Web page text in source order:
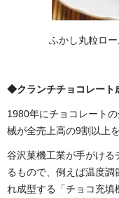
ふかし丸粒ロール「
◆クランチチョコレート
1980年にチョコレート
械が全売上高の9割以上
谷沢菓機工業が手がけ
るもので、例えば温度調
れ成型する「チョコ充填